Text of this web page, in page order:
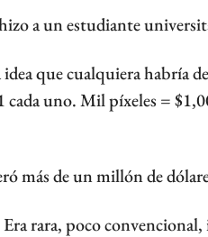
a un estudiante
que cualquiera habría
cada uno. Mil píxeles =
más de un millón de